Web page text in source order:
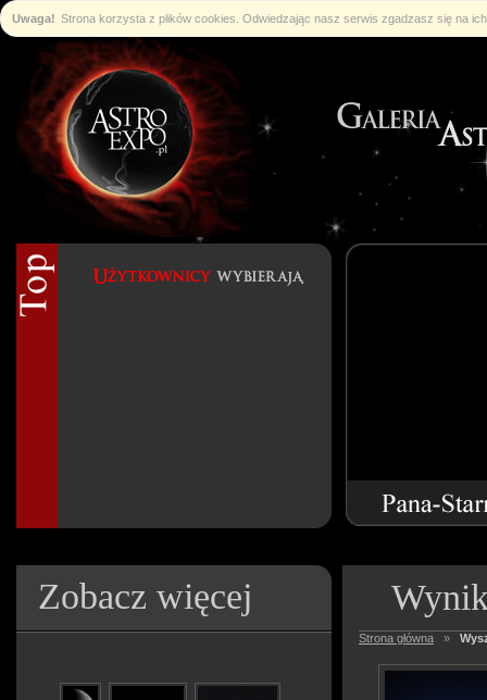
Uwaga! Strona korzysta z plików cookies. Odwiedzając nasz serwis zgadzasz się na
Zobacz więcej
Strona główna »